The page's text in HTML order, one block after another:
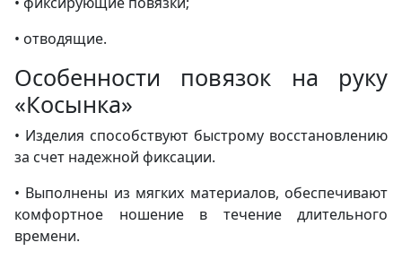
• отводящие.
Особенности повязок на руку
«Косынка»
• Изделия способствуют быстрому восстановлению
за счет надежной фиксации.
• Выполнены из мягких материалов, обеспечивают
комфортное ношение в течение длительного
времени.